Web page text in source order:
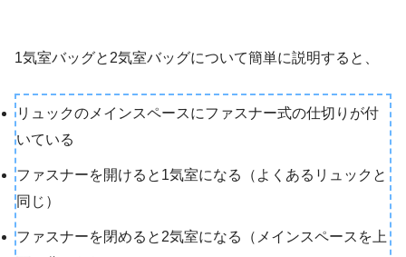
1気室バッグと2気室バッグについて簡単に説明すると、
リュックのメインスペースにファスナー式の仕切りが付
いている
ファスナーを開けると1気室になる（よくあるリュックと
同じ）
ファスナーを閉めると2気室になる（メインスペースを上